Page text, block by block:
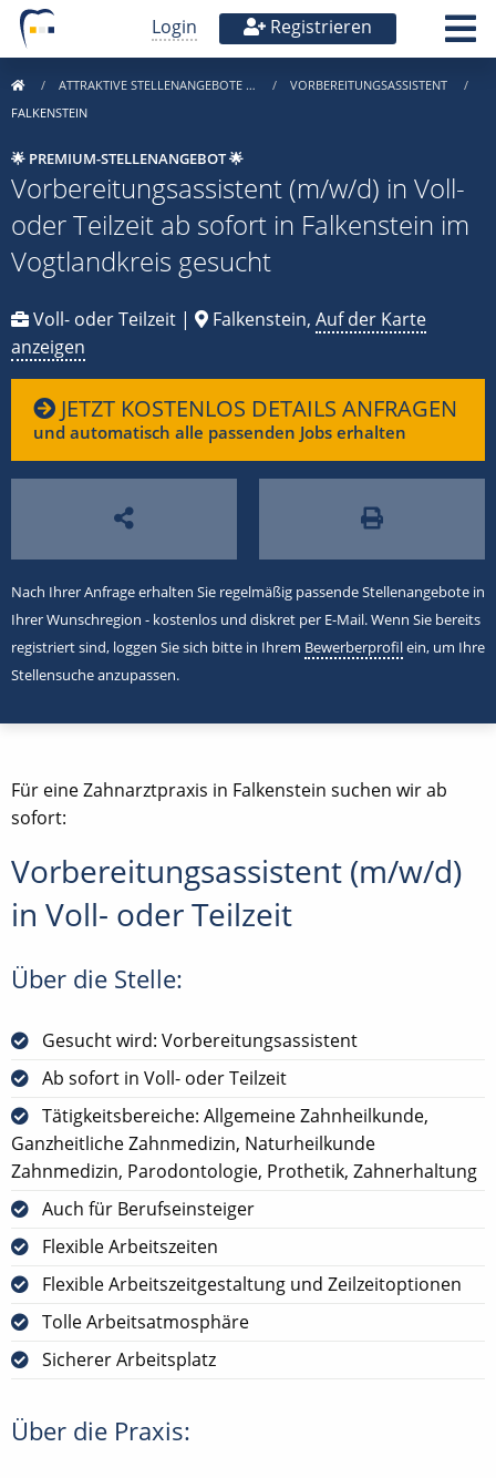
Login Registrieren
ATTRAKTIVE STELLENANGEBOTE …
VORBEREITUNGSASSISTENT
FALKENSTEIN
🌟 PREMIUM-STELLENANGEBOT 🌟
Vorbereitungsassistent (m/w/d) in Voll-
oder Teilzeit ab sofort in Falkenstein im
Vogtlandkreis gesucht
Voll- oder Teilzeit | Falkenstein, Auf der Karte
anzeigen
JETZT KOSTENLOS DETAILS ANFRAGEN
und automatisch alle passenden Jobs erhalten
Nach Ihrer Anfrage erhalten Sie regelmäßig passende Stellenangebote in
Ihrer Wunschregion - kostenlos und diskret per E-Mail. Wenn Sie bereits
registriert sind, loggen Sie sich bitte in Ihrem Bewerberprofilein, um Ihre
Stellensuche anzupassen.
Für eine Zahnarztpraxis in Falkenstein suchen wir ab
sofort:
Vorbereitungsassistent (m/w/d)
in Voll- oder Teilzeit
Über die Stelle:
Gesucht wird: Vorbereitungsassistent
Ab sofort in Voll- oder Teilzeit
Tätigkeitsbereiche: Allgemeine Zahnheilkunde,
Ganzheitliche Zahnmedizin, Naturheilkunde
Zahnmedizin, Parodontologie, Prothetik, Zahnerhaltung
Auch für Berufseinsteiger
Flexible Arbeitszeiten
Flexible Arbeitszeitgestaltung und Zeilzeitoptionen
Tolle Arbeitsatmosphäre
Sicherer Arbeitsplatz
Über die Praxis: